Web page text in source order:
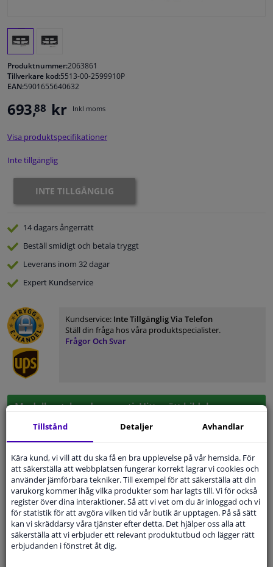
Fönster & Tillbehör
Bilvård & Tillbehör
Husbil, motorcykel, cykel & båt
Sensorer & Elsystem
Produktnummer:2063861
Tillverkare kod:5513-00-2599910P
EAN:5901655640632
693,88 kr Inkl moms
Visa produktspecifikationer
Inte tillgänglig
INTE TILLGÄNGLIG
14 dagarsångerrätt
Beställ smidigt och betala tryggt
Leverans inom 32 dagar
Expert Kundservice
Kundservice: Inte Tillgänglig Via Telefon
Ställ din fråga hos våra produktspecialister.
Frågor Och Svar
Modellmatchande garanti, Hitta rätt bildelar.
Fyll i ditt registreringsnummereller Välj din bil.
Specifikationer
Applikation
Tillstånd Detaljer Avhandlar
Kära kund, vi vill att du ska få en bra upplevelse på vår hemsida. För
att säkerställa att webbplatsen fungerar korrekt lagrar vi cookies och
använder jämförbara tekniker. Till exempel för att säkerställa att din
varukorg kommer ihåg vilka produkter som har lagts till. Vi för också
register över dina interaktioner. Så att vi vet om du är inloggad och vi
för statistik för att avgöra vilken tid vår butik är upptagen. På så sätt
kan vi skräddarsy våra tjänster efter detta. Det hjälper oss alla att
säkerställa att vi erbjuder ett relevant produktutbud och lägger rätt
erbjudanden i fönstret åt dig.